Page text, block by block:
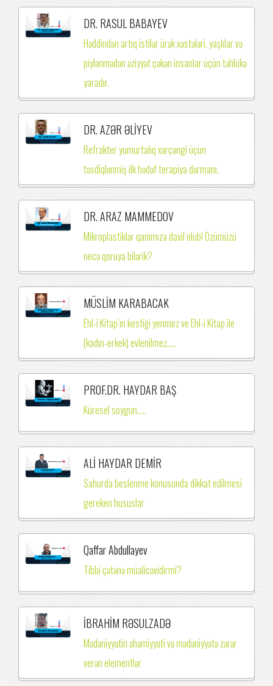
DR. RASUL BABAYEV
Həddindən artıq istilər ürək xəstələri, yaşlılar və
piylənmədən əziyyət çəkən insanlar üçün təhlükə
yaradır.
DR. AZƏR ƏLİYEV
Refrakter yumurtalıq xərçəngi üçün
təsdiqlənmiş ilk hədəf terapiya dərmanı.
DR. ARAZ MAMMEDOV
Mikroplastiklər qanımıza daxil olub! Özümüzü
necə qoruya bilərik?
MÜSLİM KARABACAK
Ehl-i Kitap’ın kestiği yenmez ve Ehl-i Kitap ile
(kadın-erkek) evlenilmez.….
PROF.DR. HAYDAR BAŞ
Küresel soygun.....
ALİ HAYDAR DEMİR
Sahurda beslenme konusunda dikkat edilmesi
gereken hususlar
Qaffar Abdullayev
Tibbi çətənə müalicəvidirmi?
İBRAHİM RƏSULZADƏ
Mədəniyyətin əhəmiyyəti və mədəniyyətə zərər
verən elementlər